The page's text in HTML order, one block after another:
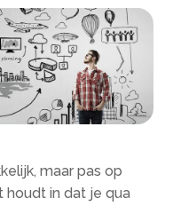
maar pas op
houdt in dat je qua